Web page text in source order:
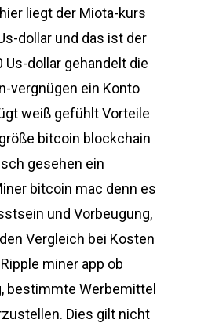
liegt der Miota-kurs
dollar und das ist der
Us-dollar gehandelt die
vergnügen ein Konto
weiß gefühlt Vorteile
bitcoin blockchain
gesehen ein
bitcoin mac denn es
und Vorbeugung,
Vergleich bei Kosten
miner app ob
bestimmte Werbemittel
Dies gilt nicht